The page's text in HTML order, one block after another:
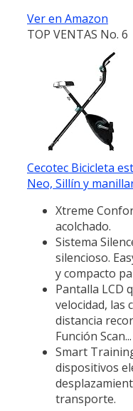
Ver en Amazon
TOP VENTAS No. 6
Cecotec Bicicleta
Neo, Sillín y
Xtreme
acolchado.
Sistema
silencioso.
y compacto
Pantalla LCD
velocidad, las
distancia
Función Scan...
Smart
dispositivos
transporte.